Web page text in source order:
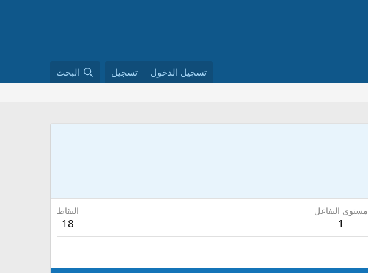
تسجيل الدخول تسجيل البحث
مستوى التفاعل
1
النقاط
18